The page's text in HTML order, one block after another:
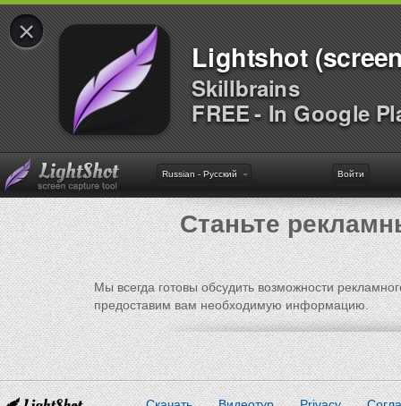
×
Lightshot
Skillbrains
FREE - In Google
Russian - Русский Войти
Станьте
Мы всегда готовы обсудить возможности
предоставим вам необходимую информацию.